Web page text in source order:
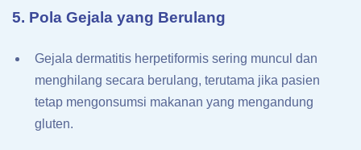
5. Pola Gejala yang Berulang
Gejala dermatitis herpetiformis sering muncul dan
menghilang secara berulang, terutama jika pasien
tetap mengonsumsi makanan yang mengandung
gluten.